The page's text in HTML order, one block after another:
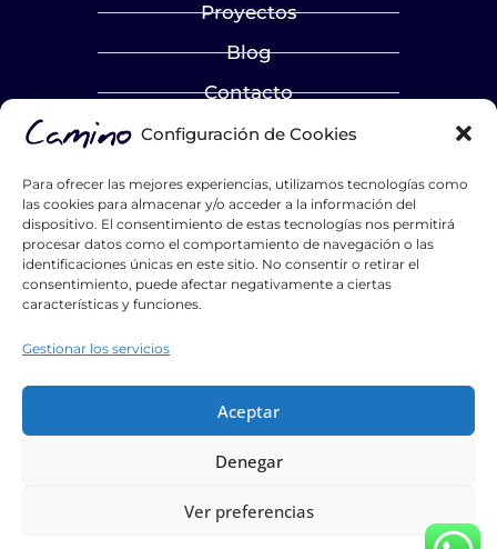
Configuración de Cookies
Para ofrecer las mejores experiencias, utilizamos tecnologías como
las cookies para almacenar y/o acceder a la información del
dispositivo. El consentimiento de estas tecnologías nos permitirá
procesar datos como el comportamiento de navegación o las
identificaciones únicas en este sitio. No consentir o retirar el
consentimiento, puede afectar negativamente a ciertas
características y funciones.
Gestionar los servicios
Aceptar
Denegar
Ver preferencias
Proyectos
Blog
Contacto
Catálogos
List Title #1
List Title #2
List Title #3
TiktokInstagram
YoutubePinterestFacebook
Linkedin
Todos los derechos reservados
Condiciones de